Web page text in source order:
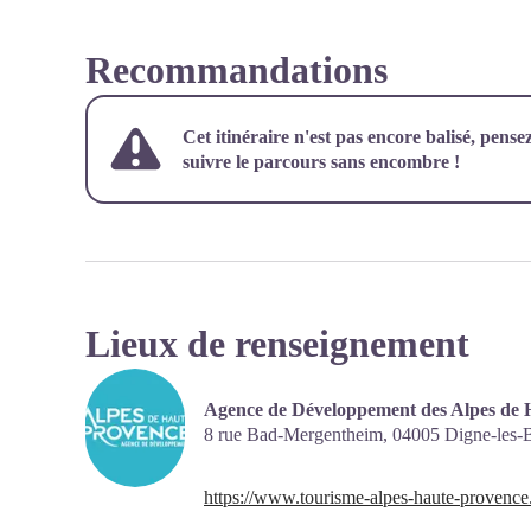
Recommandations
Cet itinéraire n'est pas encore balisé,
suivre le parcours sans encombre !
Lieux de renseignement
Agence de Développement des Alpes de
8 rue Bad-Mergentheim, 04005 Digne-les-
https://www.tourisme-alpes-haute-